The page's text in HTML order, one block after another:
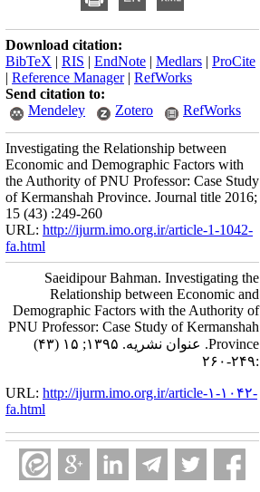
Download citation:
BibTeX | RIS | EndNote | Medlars | ProCite
| Reference Manager| RefWorks
Send citation to:
Mendeley
Zotero RefWorks
Investigating the Relationship between
Economic and Demographic Factors with
the Authority of PNU Professor: Case Study
of Kermanshah Province. Journal title 2016;
15 (43) :249-260
URL: http://ijurm.imo.org.ir/article-1-1042-
fa.html
Saeidipour Bahman. Investigating the
Relationship between Economic and
Demographic Factors with the Authority of
PNU Professor: Case Study of Kermanshah
Province. عنوان نشریه. ۱۳۹۵; ۱۵ (۴۳)
:۲۴۹-۲۶۰
URL: http://ijurm.imo.org.ir/article-۱-۱۰۴۲-
fa.html